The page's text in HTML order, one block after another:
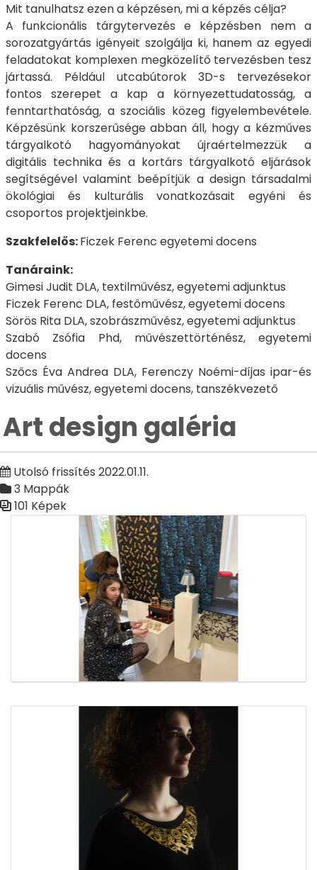
Mit tanulhatsz ezen a képzésen, mi a képzés célja?
A funkcionális tárgytervezés e képzésben nem a
sorozatgyártás igényeit szolgálja ki, hanem az egyedi
feladatokat komplexen megközelítő tervezésben tesz
jártassá. Például utcabútorok 3D-s tervezésekor
fontos szerepet a kap a környezettudatosság, a
fenntarthatóság, a szociális közeg figyelembevétele.
Képzésünk korszerűsége abban áll, hogy a kézműves
tárgyalkotó hagyományokat újraértelmezzük a
digitális technika és a kortárs tárgyalkotó eljárások
segítségével valamint beépítjük a design társadalmi
ökológiai és kulturális vonatkozásait egyéni és
csoportos projektjeinkbe.
Szakfelelős:Ficzek Ferenc egyetemi docens
Tanáraink:
Gimesi Judit DLA, textilművész, egyetemi adjunktus
Ficzek Ferenc DLA, festőművész, egyetemi docens
Sörös Rita DLA, szobrászművész, egyetemi adjunktus
Szabó Zsófia Phd, művészettörténész, egyetemi
docens
Szőcs Éva Andrea DLA, Ferenczy Noémi-díjas ipar-és
vizuális művész, egyetemi docens, tanszékvezető
Art design galéria
Utolsó frissítés 2022.01.11.
3 Mappák
101 Képek